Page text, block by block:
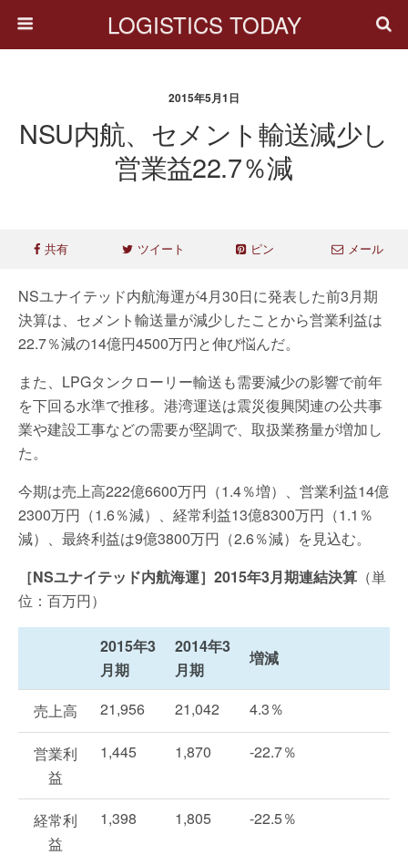
LOGISTICS TODAY
2015年5月1日
NSU内航、セメント輸送減少し
営業益22.7％減
共有 ツイート ピン メール
NSユナイテッド内航海運が4月30日に発表した前3月期
決算は、セメント輸送量が減少したことから営業利益は
22.7％減の14億円4500万円と伸び悩んだ。
また、LPGタンクローリー輸送も需要減少の影響で前年
を下回る水準で推移。港湾運送は震災復興関連の公共事
業や建設工事などの需要が堅調で、取扱業務量が増加し
た。
今期は売上高222億6600万円（1.4％増）、営業利益14億
2300万円（1.6％減）、経常利益13億8300万円（1.1％
減）、最終利益は9億3800万円（2.6％減）を見込む。
［NSユナイテッド内航海運］2015年3月期連結決算 （単
位：百万円）
2015年3
月期
2014年3
月期
増減
売上高 21,956 21,042 4.3％
営業利
益
1,445 1,870 -22.7％
経常利
益
1,398 1,805 -22.5％